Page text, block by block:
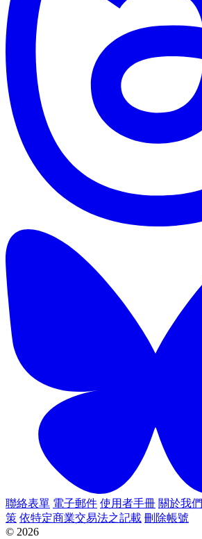
聯絡表單 電子郵件 使用者手冊 關於我們
策 依特定商業交易法之記載 刪除帳號
© 2026